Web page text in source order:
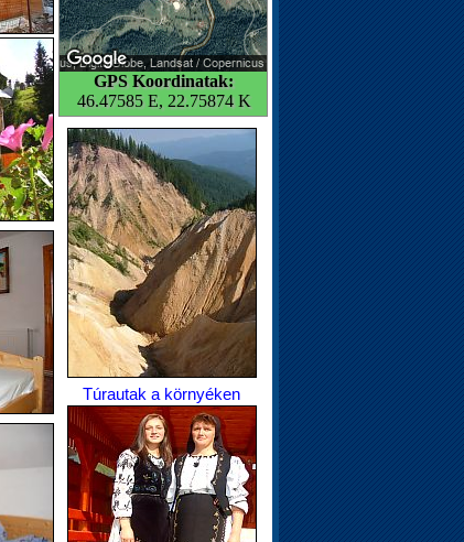
GPS Koordinatak:
46.47585 E, 22.75874 K
Túrautak a környéken